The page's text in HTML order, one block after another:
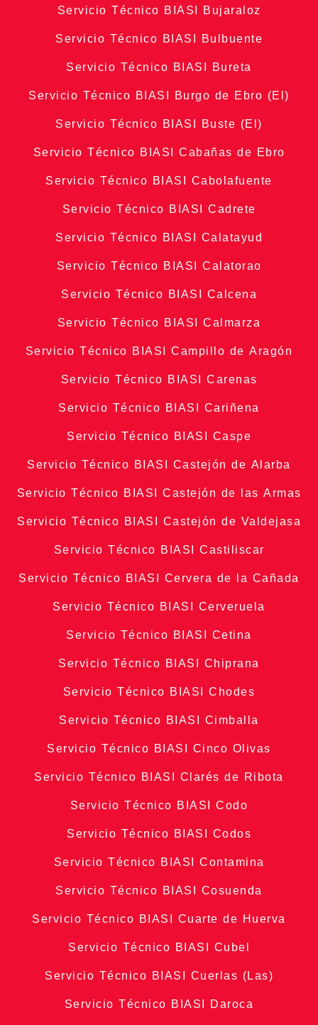
Servicio Técnico BIASI Bujaraloz
Servicio Técnico BIASI Bulbuente
Servicio Técnico BIASI Bureta
Servicio Técnico BIASI Burgo de Ebro (El)
Servicio Técnico BIASI Buste (El)
Servicio Técnico BIASI Cabañas de Ebro
Servicio Técnico BIASI Cabolafuente
Servicio Técnico BIASI Cadrete
Servicio Técnico BIASI Calatayud
Servicio Técnico BIASI Calatorao
Servicio Técnico BIASI Calcena
Servicio Técnico BIASI Calmarza
Servicio Técnico BIASI Campillo de Aragón
Servicio Técnico BIASI Carenas
Servicio Técnico BIASI Cariñena
Servicio Técnico BIASI Caspe
Servicio Técnico BIASI Castejón de Alarba
Servicio Técnico BIASI Castejón de las Armas
Servicio Técnico BIASI Castejón de Valdejasa
Servicio Técnico BIASI Castiliscar
Servicio Técnico BIASI Cervera de la Cañada
Servicio Técnico BIASI Cerveruela
Servicio Técnico BIASI Cetina
Servicio Técnico BIASI Chiprana
Servicio Técnico BIASI Chodes
Servicio Técnico BIASI Cimballa
Servicio Técnico BIASI Cinco Olivas
Servicio Técnico BIASI Clarés de Ribota
Servicio Técnico BIASI Codo
Servicio Técnico BIASI Codos
Servicio Técnico BIASI Contamina
Servicio Técnico BIASI Cosuenda
Servicio Técnico BIASI Cuarte de Huerva
Servicio Técnico BIASI Cubel
Servicio Técnico BIASI Cuerlas (Las)
Servicio Técnico BIASI Daroca